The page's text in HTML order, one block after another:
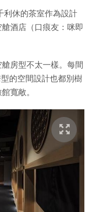
利休的茶室作為設計
酒店（口痕友：咪即
房型不太一樣。每間
的空間設計也都別樹
寬敞。